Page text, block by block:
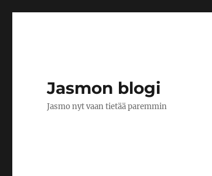
Jasmon blogi
Jasmo nyt vaan tietää paremmin